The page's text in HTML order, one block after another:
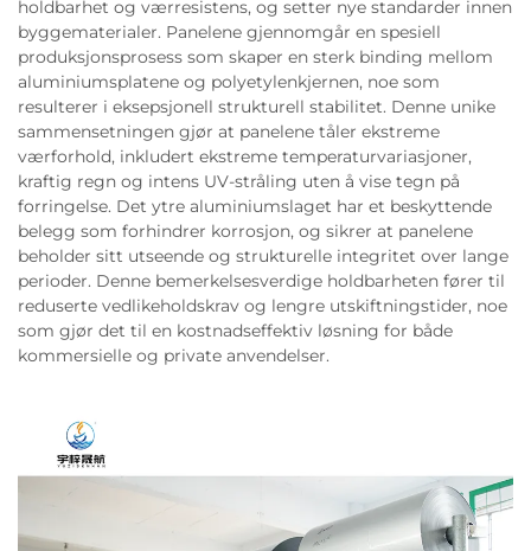
holdbarhet og værresistens, og setter nye standarder innen
byggematerialer. Panelene gjennomgår en spesiell
produksjonsprosess som skaper en sterk binding mellom
aluminiumsplatene og polyetylenkjernen, noe som
resulterer i eksepsjonell strukturell stabilitet. Denne unike
sammensetningen gjør at panelene tåler ekstreme
værforhold, inkludert ekstreme temperaturvariasjoner,
kraftig regn og intens UV-stråling uten å vise tegn på
forringelse. Det ytre aluminiumslaget har et beskyttende
belegg som forhindrer korrosjon, og sikrer at panelene
beholder sitt utseende og strukturelle integritet over lange
perioder. Denne bemerkelsesverdige holdbarheten fører til
reduserte vedlikeholdskrav og lengre utskiftningstider, noe
som gjør det til en kostnadseffektiv løsning for både
kommersielle og private anvendelser.